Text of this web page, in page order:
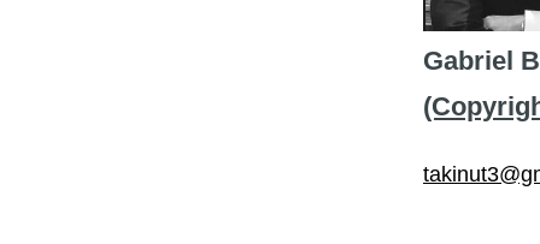
Gabriel